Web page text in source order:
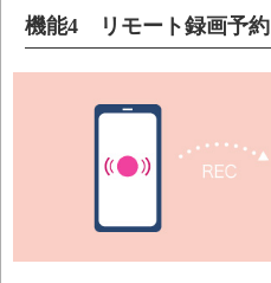
機能4 リモート録画予約